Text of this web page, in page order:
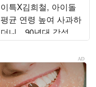
이특X김희철, 아이돌
평균 연령 높여 사과하
더니…90년대 감성 재
해석 ('트기트기 이특')